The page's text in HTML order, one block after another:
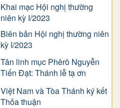
Khai mạc Hội nghị thường
niên kỳ I/2023
Biên bản Hội nghị thường niên
kỳ I/2023
Tân linh mục Phêrô Nguyễn
Tiến Đạt: Thánh lễ tạ ơn
Việt Nam và Tòa Thánh ký kết
Thỏa thuận